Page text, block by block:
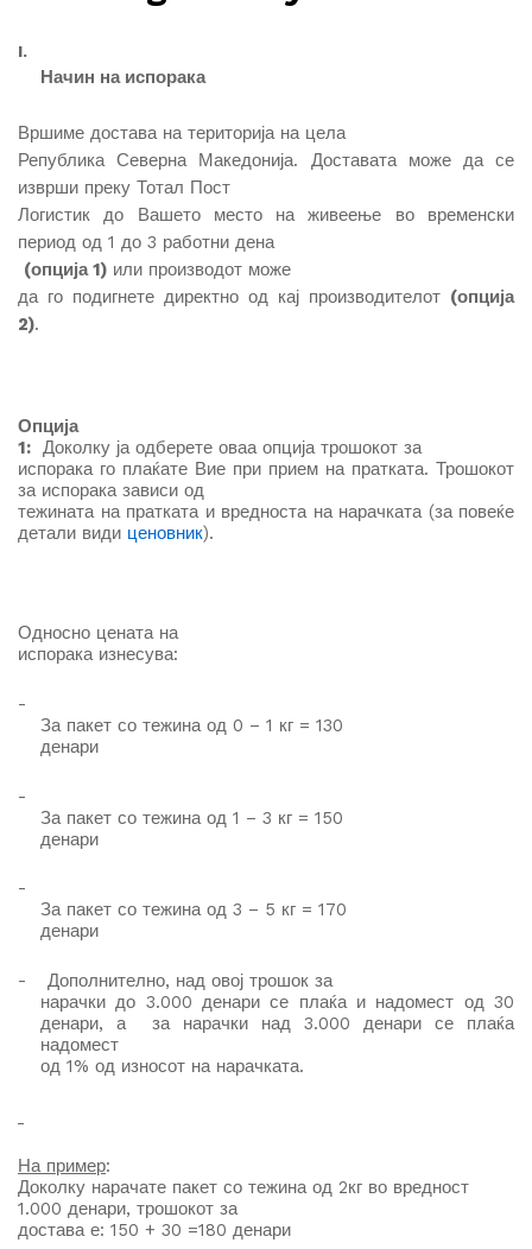
I.
Начин на испорака
Вршиме достава на територија на цела
Република Северна Македонија. Доставата може да се
изврши преку Тотал Пост
Логистик до Вашето место на живеење во временски
период од 1 до 3 работни дена
(опција 1) или производот може
да го подигнете директно од кај производителот (опција
2).
Опција
1: Доколку ја одберете оваа опција трошокот за
испорака го плаќате Вие при прием на пратката. Трошокот
за испорака зависи од
тежината на пратката и вредноста на нарачката (за повеќе
детали види ценовник).
Односно цената на
испорака изнесува:
-
За пакет со тежина од 0 – 1 кг = 130
денари
-
За пакет со тежина од 1 – 3 кг = 150
денари
-
За пакет со тежина од 3 – 5 кг = 170
денари
- Дополнително, над овој трошок за
нарачки до 3.000 денари се плаќа и надомест од 30
денари, а за нарачки над 3.000 денари се плаќа
надомест
од 1% од износот на нарачката.
На пример:
Доколку нарачате пакет со тежина од 2кг во вредност
1.000 денари, трошокот за
достава е: 150 + 30 =180 денари